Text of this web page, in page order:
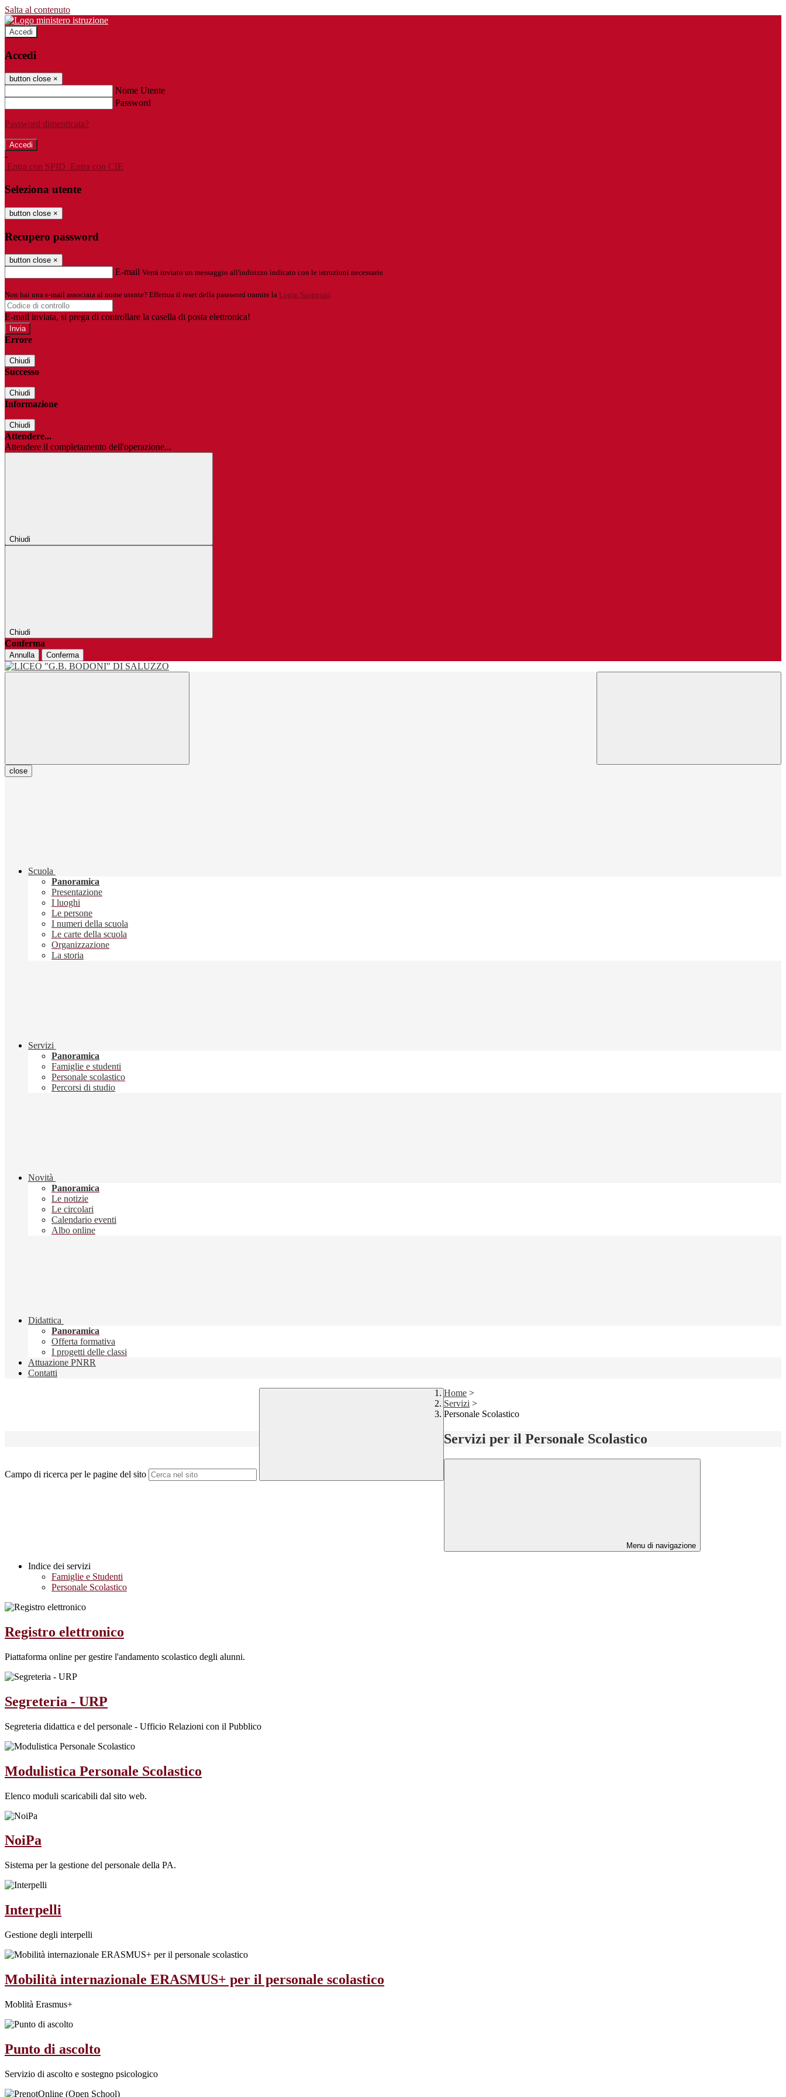
Salta al contenuto
Accedi
Accedi
button close ×
Nome Utente
Password
Password dimenticata?
-
Entra con SPID Entra con CIE
Seleziona utente
button close ×
Recupero password
button close ×
E-mail Verrà inviato un messaggio all'indirizzo indicato con le istruzioni necessarie.
Non hai una e-mail associata al nome utente? Effettua il reset della password tramite la Login Spaggiari
E-mail inviata, si prega di controllare la casella di posta elettronica!
Errore
Chiudi
Successo
Chiudi
Informazione
Chiudi
Attendere...
Attendere il completamento dell'operazione...
Chiudi
Chiudi
Conferma
Annulla Conferma
close
Scuola
Panoramica
Presentazione
I luoghi
Le persone
I numeri della scuola
Le carte della scuola
Organizzazione
La storia
Servizi
Panoramica
Famiglie e studenti
Personale scolastico
Percorsi di studio
Novità
Panoramica
Le notizie
Le circolari
Calendario eventi
Albo online
Didattica
Panoramica
Offerta formativa
I progetti delle classi
Attuazione PNRR
Contatti
Campo di ricerca per le pagine del sito
Home >
Servizi >
Personale Scolastico
Servizi per il Personale Scolastico
Menu di navigazione
Indice dei servizi
Famiglie e Studenti
Personale Scolastico
Registro elettronico
Piattaforma online per gestire l'andamento scolastico degli alunni.
Segreteria - URP
Segreteria didattica e del personale - Ufficio Relazioni con il Pubblico
Modulistica Personale Scolastico
Elenco moduli scaricabili dal sito web.
NoiPa
Sistema per la gestione del personale della PA.
Interpelli
Gestione degli interpelli
Mobilità internazionale ERASMUS+ per il personale scolastico
Moblità Erasmus+
Punto di ascolto
Servizio di ascolto e sostegno psicologico